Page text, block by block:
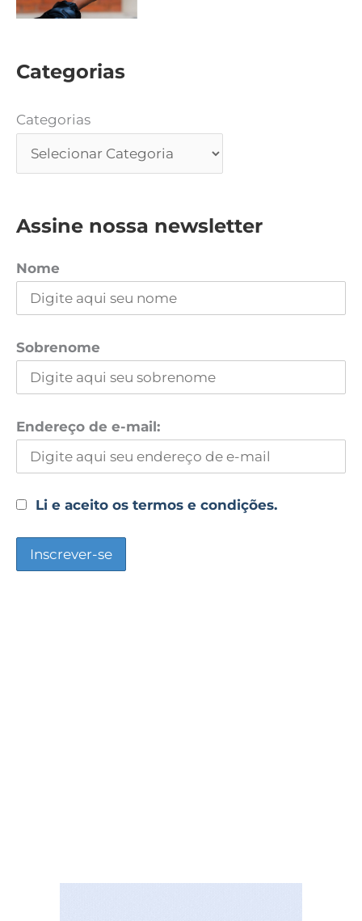
Categorias
Categorias
Assine nossa newsletter
Nome
Sobrenome
Endereço de e-mail:
Li e aceito os termos e condições.